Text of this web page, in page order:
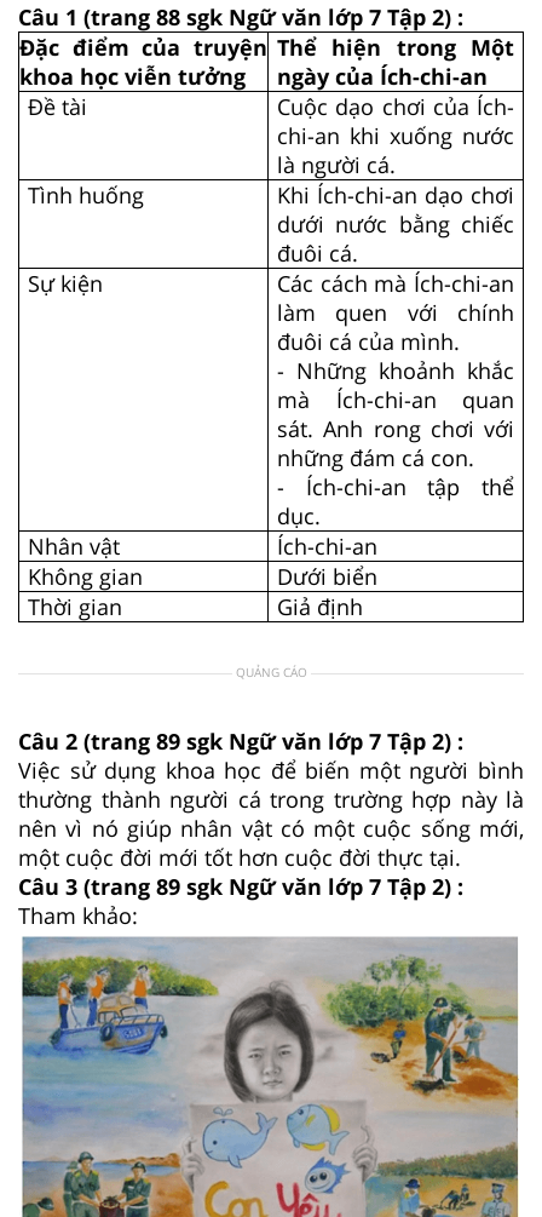
Câu 1 (trang 88 sgk Ngữ văn lớp 7 Tập 2) :
Đặc điểm của truyện
khoa học viễn tưởng
Thể hiện trong Một
ngày của Ích-chi-an
Đề tài
Cuộc dạo chơi của Ích-
chi-an khi xuống nước
là người cá.
Tình huống
Khi Ích-chi-an dạo chơi
dưới nước bằng chiếc
đuôi cá.
Sự kiện
Các cách mà Ích-chi-an
làm quen với chính
đuôi cá của mình.
- Những khoảnh khắc
mà Ích-chi-an quan
sát. Anh rong chơi với
những đám cá con.
- Ích-chi-an tập thể
dục.
Nhân vật
Ích-chi-an
Không gian
Dưới biển
Thời gian
Giả định
QUẢNG CÁO
Câu 2 (trang 89 sgk Ngữ văn lớp 7 Tập 2) :
Việc sử dụng khoa học để biến một người bình
thường thành người cá trong trường hợp này là
nên vì nó giúp nhân vật có một cuộc sống mới,
một cuộc đời mới tốt hơn cuộc đời thực tại.
Câu 3 (trang 89 sgk Ngữ văn lớp 7 Tập 2) :
Tham khảo: